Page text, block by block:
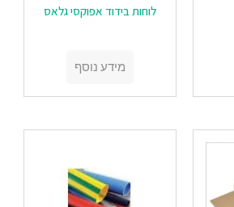
לוחות בידוד אפוקסי גלאס
מידע נוסף